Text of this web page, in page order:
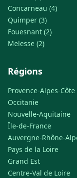
Concarneau (4)
Quimper (3)
Fouesnant (2)
Melesse (2)
Régions
Provence-Alpes-
Occitanie
Nouvelle-Aquitaine
Île-de-France
Auvergne-Rhône-
Pays de la Loire
Grand Est
Centre-Val de Loire